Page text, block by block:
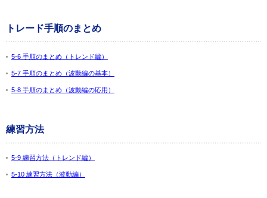
トレード手順のまとめ
5-6 手順のまとめ（トレンド編）
5-7 手順のまとめ（波動編の基本）
5-8 手順のまとめ（波動編の応用）
練習方法
5-9 練習方法（トレンド編）
5-10 練習方法（波動編）